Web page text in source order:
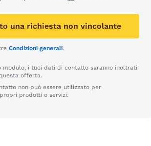
una richiesta non vincolante
Condizioni generali.
modulo, i tuoi dati di contatto saranno inoltrati
offerta.
non può essere utilizzato per
prodotti o servizi.